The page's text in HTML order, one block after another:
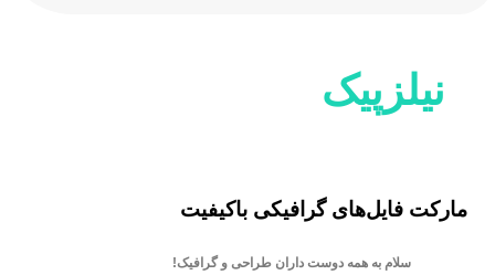
نیلزپیک
مارکت فایل‌های گرافیکی باکیفیت
سلام به همه دوست داران طراحی و گرافیک!